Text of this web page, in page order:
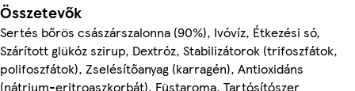
Összetevők
Sertés bőrös császárszalonna (90%), Ivóvíz, Étkezési só,
Szárított glükóz szirup, Dextróz, Stabilizátorok (trifoszfátok,
polifoszfátok), Zselésítőanyag (karragén), Antioxidáns
(nátrium-eritroaszkorbát), Füstaroma, Tartósítószer